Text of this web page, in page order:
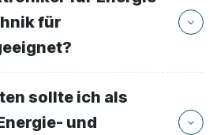
für
sollte ich als
und